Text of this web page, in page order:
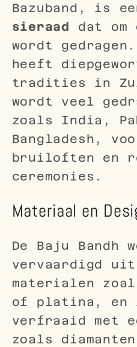
Bazuband, is
sieraad dat om
wordt
heeft
tradities in
wordt veel
zoals India,
Bangladesh,
bruiloften en
ceremonies.
Materiaal en
De Baju Bandh
vervaardigd uit
materialen
of platina, en
verfraaid met
zoals